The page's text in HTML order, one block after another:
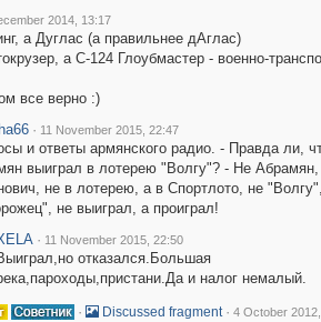
2014, 13:17
а Дуглас (а правильнее дАглас)
а С-124 Глоубмастер - военно-
все верно :)
· 11 November 2015, 22:47
и ответы армянского радио. - Правда ли,
выиграл в лотерею "Волгу"? - Не Абрамян,
не в лотерею, а в Спортлото, не
не выиграл, а проиграл!
· 11 November 2015, 22:50
отказался.Большая
и налог немалый.
· Discussed fragment · 4 October